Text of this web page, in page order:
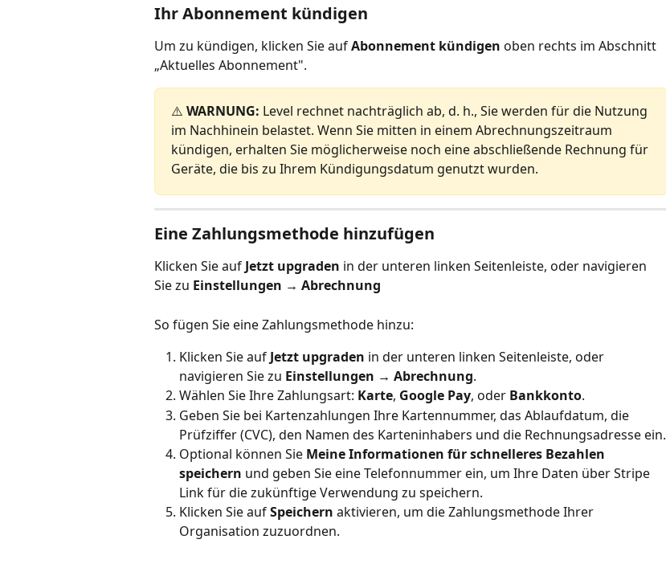
Ihr Abonnement kündigen
Um zu kündigen, klicken Sie auf Abonnement kündigen oben rechts im Abschnitt
„Aktuelles Abonnement".
⚠️ WARNUNG: Level rechnet nachträglich ab, d. h., Sie werden für die Nutzung
im Nachhinein belastet. Wenn Sie mitten in einem Abrechnungszeitraum
kündigen, erhalten Sie möglicherweise noch eine abschließende Rechnung für
Geräte, die bis zu Ihrem Kündigungsdatum genutzt wurden.
Eine Zahlungsmethode hinzufügen
Klicken Sie auf Jetzt upgraden in der unteren linken Seitenleiste, oder navigieren
Sie zu Einstellungen → Abrechnung
So fügen Sie eine Zahlungsmethode hinzu:
Klicken Sie auf Jetzt upgraden in der unteren linken Seitenleiste, oder
navigieren Sie zu Einstellungen → Abrechnung.
Wählen Sie Ihre Zahlungsart: Karte, Google Pay, oder Bankkonto.
Geben Sie bei Kartenzahlungen Ihre Kartennummer, das Ablaufdatum, die
Prüfziffer (CVC), den Namen des Karteninhabers und die Rechnungsadresse ein.
Optional können Sie Meine Informationen für schnelleres Bezahlen
speichern und geben Sie eine Telefonnummer ein, um Ihre Daten über Stripe
Link für die zukünftige Verwendung zu speichern.
Klicken Sie auf Speichern aktivieren, um die Zahlungsmethode Ihrer
Organisation zuzuordnen.